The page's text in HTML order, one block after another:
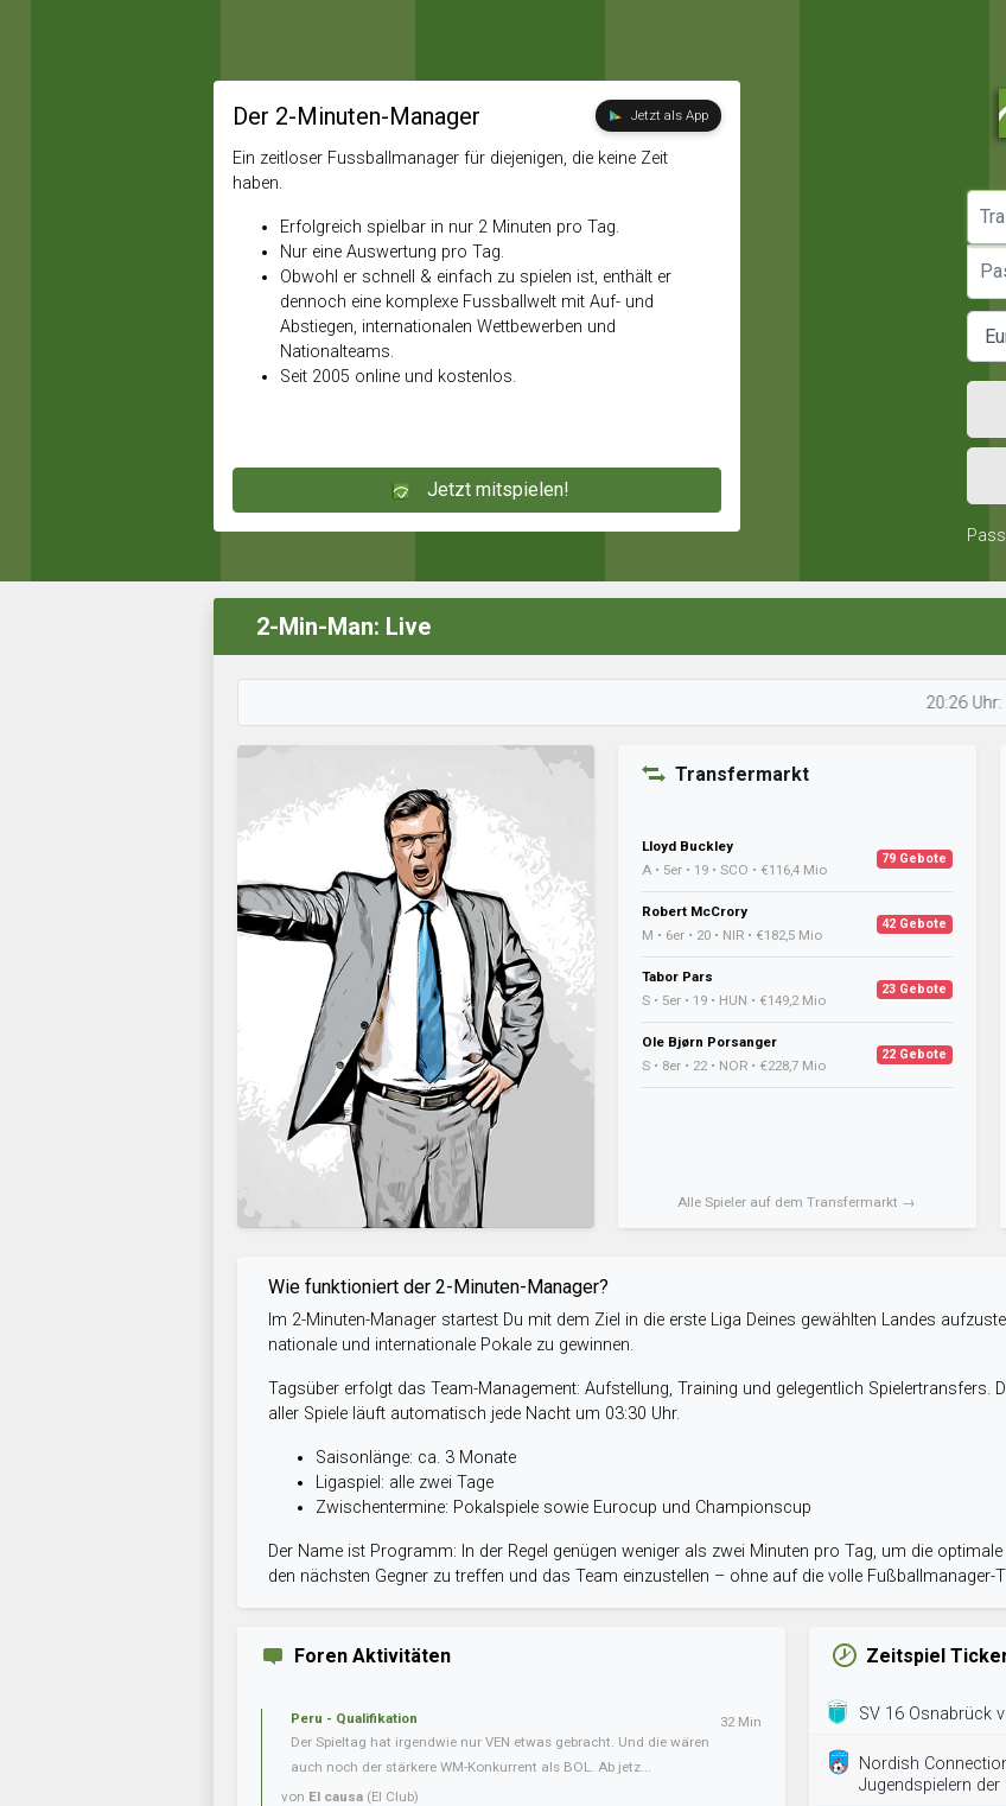
Der 2-Minuten-Manager Jetzt als App
Ein zeitloser Fussballmanager für diejenigen, die keine Zeit
haben.
Erfolgreich spielbar in nur 2 Minuten pro Tag.
Nur eine Auswertung pro Tag.
Obwohl er schnell & einfach zu spielen ist, enthält er
dennoch eine komplexe Fussballwelt mit Auf- und
Abstiegen, internationalen Wettbewerben und
Nationalteams.
Seit 2005 online und kostenlos.
Jetzt mitspielen!
2-Min-Man: Live
20:26 Uhr:
Transfermarkt
Lloyd Buckley
A • 5er • 19 • SCO • €116,4 Mio
79 Gebote
Robert McCrory
M • 6er • 20 • NIR • €182,5 Mio
42 Gebote
Tabor Pars
S • 5er • 19 • HUN • €149,2 Mio
23 Gebote
Ole Bjørn Porsanger
S • 8er • 22 • NOR • €228,7 Mio
22 Gebote
Alle Spieler auf dem Transfermarkt →
Wie funktioniert der 2-Minuten-Manager?
Im 2-Minuten-Manager startest Du mit dem Ziel in die erste Liga Deines gewählten Landes
nationale und internationale Pokale zu gewinnen.
Tagsüber erfolgt das Team-Management: Aufstellung, Training und gelegentlich Spielertransfers.
aller Spiele läuft automatisch jede Nacht um 03:30 Uhr.
Saisonlänge: ca. 3 Monate
Ligaspiel: alle zwei Tage
Zwischentermine: Pokalspiele sowie Eurocup und Championscup
Der Name ist Programm: In der Regel genügen weniger als zwei Minuten pro Tag, um die
den nächsten Gegner zu treffen und das Team einzustellen – ohne auf die volle Fußballmanager-
Foren Aktivitäten
Peru - Qualifikation
Der Spieltag hat irgendwie nur VEN etwas gebracht. Und die wären
auch noch der stärkere WM-Konkurrent als BOL. Ab jetz...
von El causa (El Club)
32 Min
Zeitspiel
SV 16 Osnabrück
Nordish
Jugendspielern der